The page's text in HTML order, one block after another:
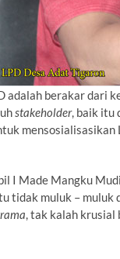
adalah berakar dari
stakeholder, baik itu
I Made Mangku
tidak muluk –
, tak kalah krusial